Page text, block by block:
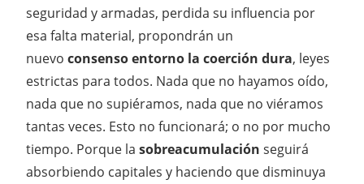
seguridad y armadas, perdida su influencia por
esa falta material, propondrán un
nuevo consenso entorno la coerción dura, leyes
estrictas para todos. Nada que no hayamos oído,
nada que no supiéramos, nada que no viéramos
tantas veces. Esto no funcionará; o no por mucho
tiempo. Porque la sobreacumulación seguirá
absorbiendo capitales y haciendo que disminuya